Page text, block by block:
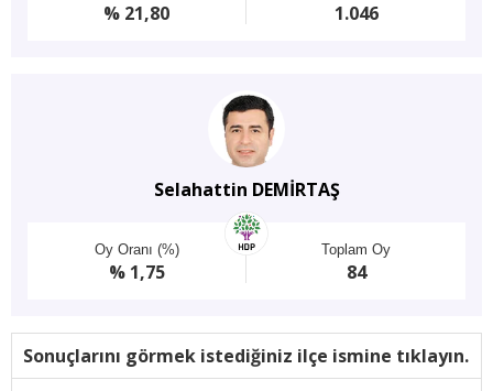
% 21,80 1.046
Selahattin DEMİRTAŞ
Oy Oranı (%)
% 1,75
Toplam Oy
84
Sonuçlarını görmek istediğiniz ilçe ismine tıklayın.